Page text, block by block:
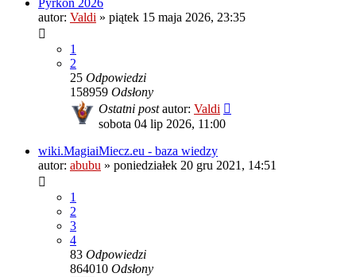
Pyrkon 2026
autor: Valdi » piątek 15 maja 2026, 23:35
1
2
25 Odpowiedzi
158959 Odsłony
Ostatni postautor: Valdi
sobota 04 lip 2026, 11:00
wiki.MagiaiMiecz.eu - baza wiedzy
autor: abubu » poniedziałek 20 gru 2021, 14:51
1
2
3
4
83 Odpowiedzi
864010 Odsłony